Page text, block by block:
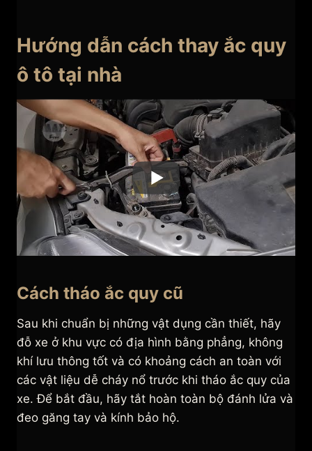
Hướng dẫn cách thay ắc quy
ô tô tại nhà
Cách tháo ắc quy cũ
Sau khi chuẩn bị những vật dụng cần thiết, hãy
đỗ xe ở khu vực có địa hình bằng phẳng, không
khí lưu thông tốt và có khoảng cách an toàn với
các vật liệu dễ cháy nổ trước khi tháo ắc quy của
xe. Để bắt đầu, hãy tắt hoàn toàn bộ đánh lửa và
đeo găng tay và kính bảo hộ.